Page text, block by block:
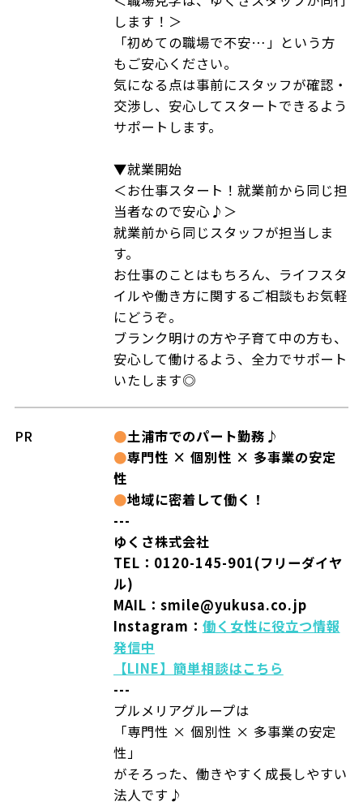
します！＞
「初めての職場で不安…」という方
もご安心ください。
気になる点は事前にスタッフが確認・
交渉し、安心してスタートできるよう
サポートします。
▼就業開始
＜お仕事スタート！就業前から同じ担
当者なので安心♪＞
就業前から同じスタッフが担当しま
す。
お仕事のことはもちろん、ライフスタ
イルや働き方に関するご相談もお気軽
にどうぞ。
ブランク明けの方や子育て中の方も、
安心して働けるよう、全力でサポート
いたします◎
PR ●土浦市でのパート勤務♪
●専門性 × 個別性 × 多事業の安定
性
●地域に密着して働く！
---
ゆくさ株式会社
TEL：0120-145-901(フリーダイヤ
ル)
MAIL：smile@yukusa.co.jp
Instagram： 働く女性に役立つ情報
発信中
【LINE】簡単相談はこちら
---
プルメリアグループは
「専門性 × 個別性 × 多事業の安定
性」
がそろった、働きやすく成長しやすい
法人です♪